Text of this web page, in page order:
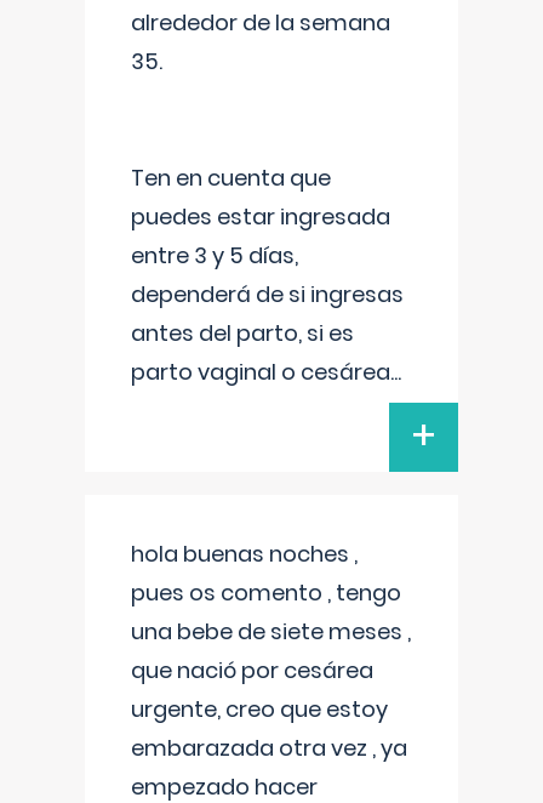
alrededor de la semana
35.
Ten en cuenta que
puedes estar ingresada
entre 3 y 5 días,
dependerá de si ingresas
antes del parto, si es
parto vaginal o cesárea...
+
hola buenas noches ,
pues os comento , tengo
una bebe de siete meses ,
que nació por cesárea
urgente, creo que estoy
embarazada otra vez , ya
empezado hacer